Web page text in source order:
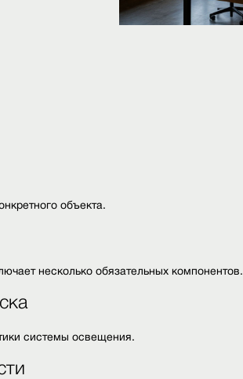
объекта.
несколько обязательных компонентов.
системы освещения.